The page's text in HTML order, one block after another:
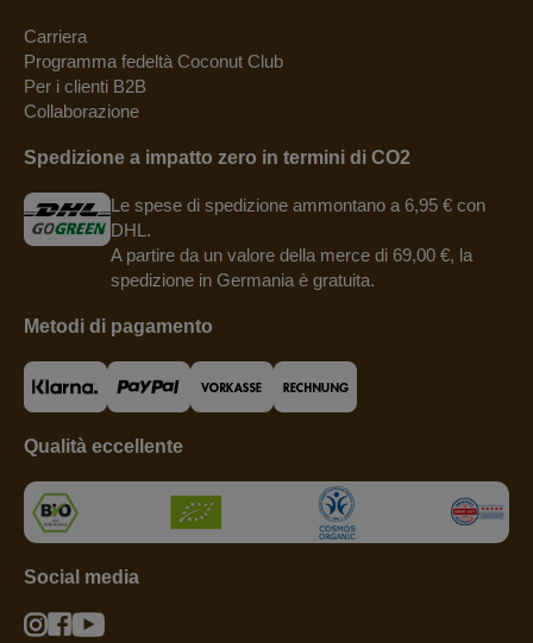
Carriera
Programma fedeltà Coconut Club
Per i clienti B2B
Collaborazione
Spedizione a impatto zero in termini di CO2
Le spese di spedizione ammontano a 6,95 € con
DHL.
A partire da un valore della merce di 69,00 €, la
spedizione in Germania è gratuita.
Metodi di pagamento
Qualità eccellente
Social media